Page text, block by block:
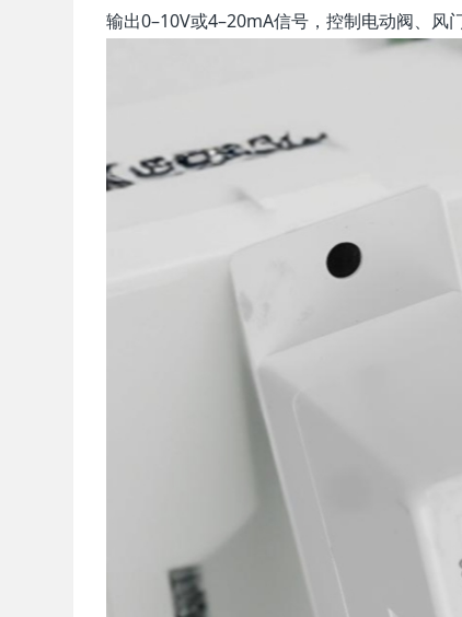
输出0–10V或4–20mA信号，控制电动阀、风